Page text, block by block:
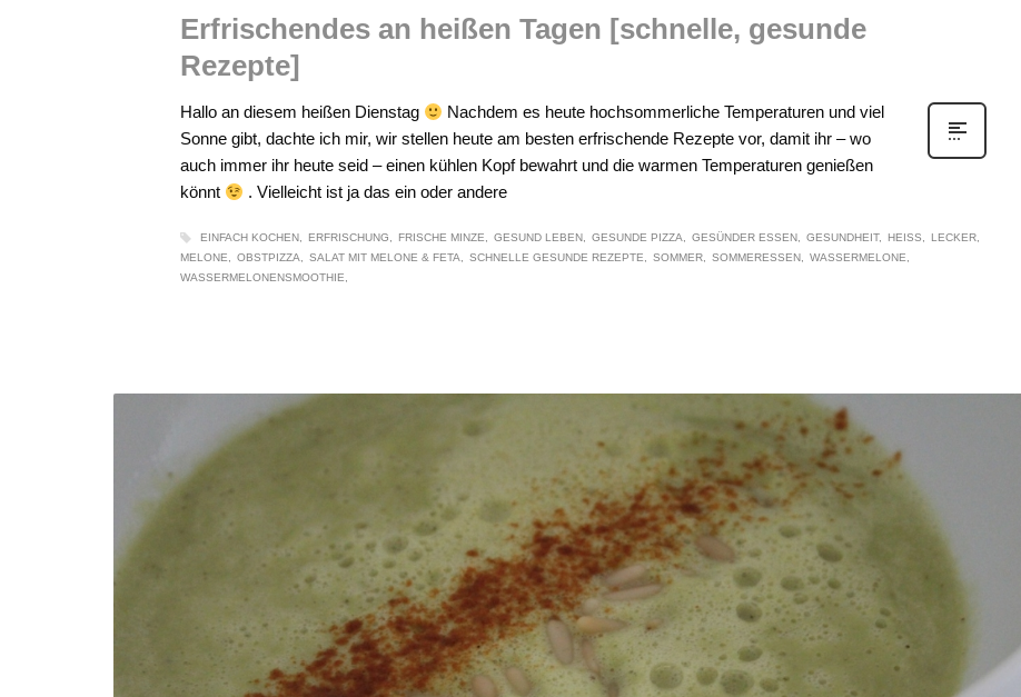
Erfrischendes an heißen Tagen [schnelle, gesunde
Rezepte]
Hallo an diesem heißen Dienstag
Nachdem es heute hochsommerliche Temperaturen und viel
Sonne gibt, dachte ich mir, wir stellen heute am besten erfrischende Rezepte vor, damit ihr – wo
auch immer ihr heute seid – einen kühlen Kopf bewahrt und die warmen Temperaturen genießen
könnt
. Vielleicht ist ja das ein oder andere
EINFACH KOCHEN ERFRISCHUNG FRISCHE MINZE GESUND LEBEN GESUNDE PIZZA GESÜNDER ESSEN GESUNDHEIT HEISS
LECKER
MELONE
OBSTPIZZA SALAT MIT MELONE & FETA SCHNELLE GESUNDE REZEPTE SOMMER SOMMERESSEN
WASSERMELONE
WASSERMELONENSMOOTHIE